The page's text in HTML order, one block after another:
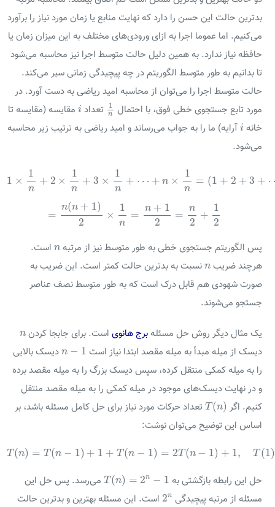
بدترین حالت این حسن را دارد که نهایت منابع یا زمان مورد نیاز را برآورد
می‌کنیم. اما عموما اجرا به ازای ورودی‌های مختلف به این میزان زمان یا
حافظه نیاز ندارد. به همین دلیل حالت متوسط اجرا نیز محاسبه می‌شود
تا بدانیم به طور متوسط الگوریتم در چه پیچیدگی زمانی سیر می‌کند.
حالت متوسط اجرا را می‌توان از محاسبه امید ریاضی به دست آورد. در
مورد تابع جستجوی خطی فوق، با احتمال n
n تعدادi
iمقایسه (مقایسه تا
خانهi
iآرایه) ما را به جواب می‌رساند و امید ریاضی به ترتیب زیر محاسبه
می‌شود.
1 ×
n
+ 2 ×
n
+ 3 ×
n
+ ⋯ + n × = (1 + 2 + 3 +
1× 1n ×1
=
n(n +
× =
n +
=
2
+
= (n 2 + 2
پس الگوریتم جستجوی خطی به طور متوسط نیز از مرتبهn
n است.
هرچند ضریبn
nنسبت به بدترین حالت کمتر است. این ضریب به
صورت شهودی هم قابل درک است که به طور متوسط نصف عناصر
جستجو می‌شوند.
یک مثال دیگر روش حل مسئلهبرج هانویاست. برای جابجا کردنn
n
دیسک از میله مبدأ به میله مقصد ابتدا نیاز است n − 1
−1
دیسک بالایی
را به میله کمکی منتقل کرده، سپس دیسک بزرگ را به میله مقصد برده
و در نهایت دیسک‌های موجود در میله کمکی را به میله مقصد منتقل
کنیم. اگر
T( n)
T(n
تعداد حرکات مورد نیاز برای حل کامل مسئله باشد، بر
اساس این توضیح می‌توان نوشت:
T( n) = T( n − 1) + 1 + T(n − 1) = 2T(n − 1) + T(
n)= T n 1 )+1+ n− 1)=2T(n )+ , (1 1
حل این رابطه بازگشتی به T(n) = 2 − 1
T(n )= 2n−
می‌رسد. پس حل این
مسئله از مرتبه پیچیدگی 2
2 n
است. این مسئله بهترین و بدترین حالت